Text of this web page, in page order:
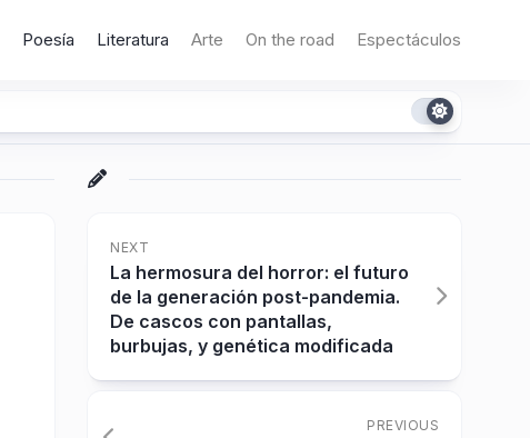
Poesía Literatura Arte On the road Espectáculos
NEXT
La hermosura del horror: el futuro
de la generación post-pandemia.
De cascos con pantallas,
burbujas, y genética modificada
PREVIOUS